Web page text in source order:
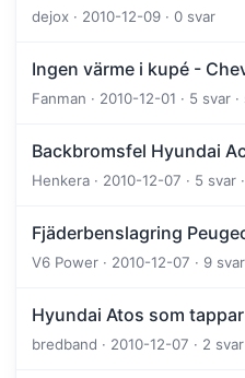
dejox · 2010-12-09 · 0 svar
Ingen värme i kupé -
Fanman · 2010-12-01 · 5 svar
Backbromsfel Hyundai
Henkera · 2010-12-07 · 5 svar
Fjäderbenslagring
V6 Power · 2010-12-07 · 9
Hyundai Atos som
bredband · 2010-12-07 · 2